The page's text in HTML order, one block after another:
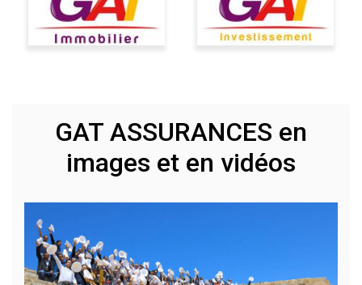
GAT ASSURANCES en
images et en vidéos